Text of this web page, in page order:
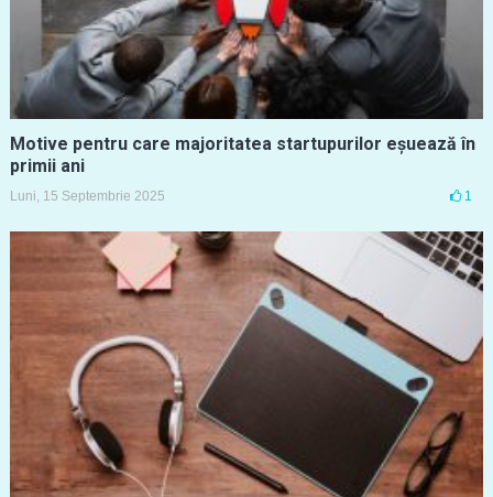
Motive pentru care majoritatea startupurilor eșuează în
primii ani
Luni, 15 Septembrie 2025 1